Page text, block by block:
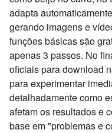
adapta
gerando imagens e
funções básicas são
apenas 3 passos. No
oficiais para download
para experimentar
detalhadamente como
afetam os resultados e
base em "problemas e